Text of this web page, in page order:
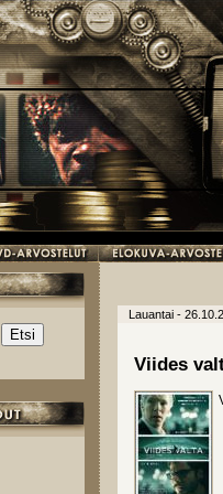
Lauantai -
Viides